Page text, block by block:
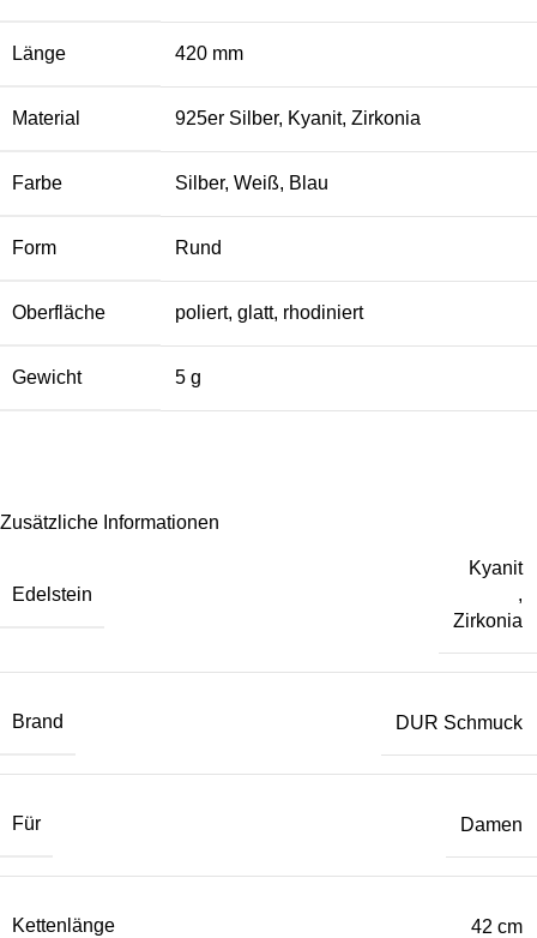
Länge 420 mm
Material 925er Silber, Kyanit, Zirkonia
Farbe Silber, Weiß, Blau
Form Rund
Oberfläche poliert, glatt, rhodiniert
Gewicht 5 g
Zusätzliche Informationen
Edelstein
Kyanit
,
Zirkonia
Brand DUR Schmuck
Für Damen
Kettenlänge 42 cm